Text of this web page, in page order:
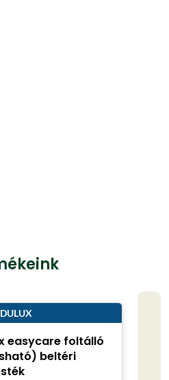
DULUX
easycare foltálló
beltéri